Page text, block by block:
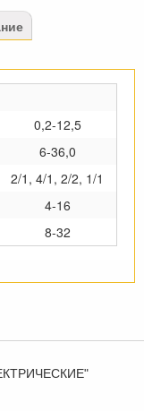
0,2-12,5
6-36,0
2/1, 4/1, 2/2, 1/1
4-16
8-32